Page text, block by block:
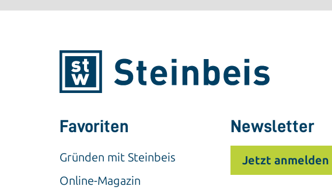
Favoriten
Gründen mit Steinbeis
Online-Magazin
Newsletter
Jetzt anmelden